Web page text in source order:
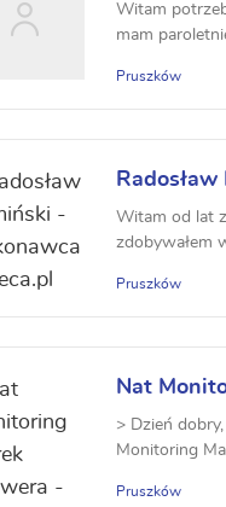
Witam
mam
Pruszków
Witam od lat
zdobywałem
Pruszków
Nat
> Dzień
Monitoring
Pruszków